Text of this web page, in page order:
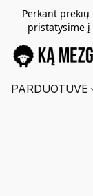
Perkant
pristatysime į
PARDUOTUVĖ